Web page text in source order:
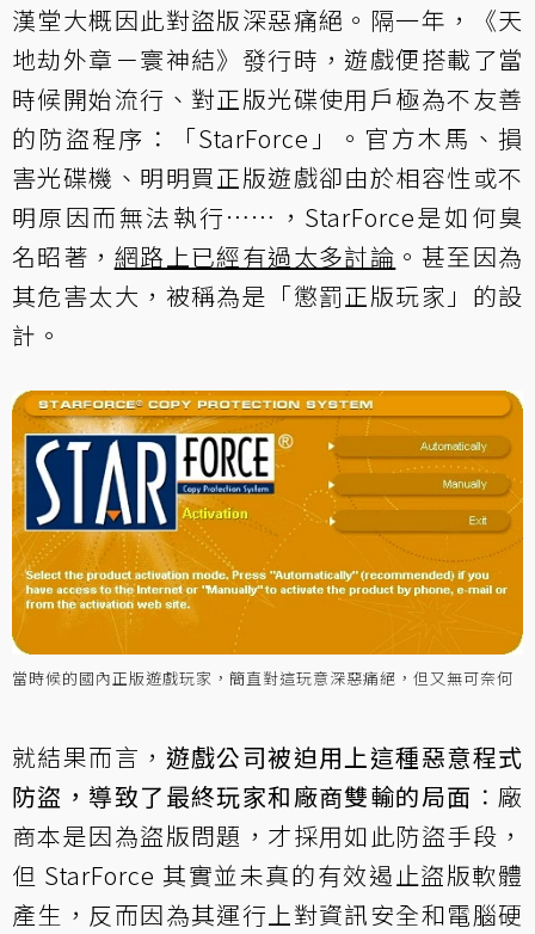
漢堂大概因此對盜版深惡痛絕。隔一年，《天
地劫外章－寰神結》發行時，遊戲便搭載了當
時候開始流行、對正版光碟使用戶極為不友善
的防盜程序：「StarForce 」。官方木馬、損
害光碟機、明明買正版遊戲卻由於相容性或不
明原因而無法執行⋯⋯，StarForce是如何臭
名昭著， 網路上已經有過太多討論 。甚至因為
其危害太大，被稱為是「懲罰正版玩家」的設
計。
當時候的國內正版遊戲玩家，簡直對這玩意深惡痛絕，但又無可奈何
就結果而言， 遊戲公司被迫用上這種惡意程式
防盜，導致了最終玩家和廠商雙輸的局面 ：廠
商本是因為盜版問題，才採用如此防盜手段，
但 StarForce 其實並未真的有效遏止盜版軟體
產生，反而因為其運行上對資訊安全和電腦硬